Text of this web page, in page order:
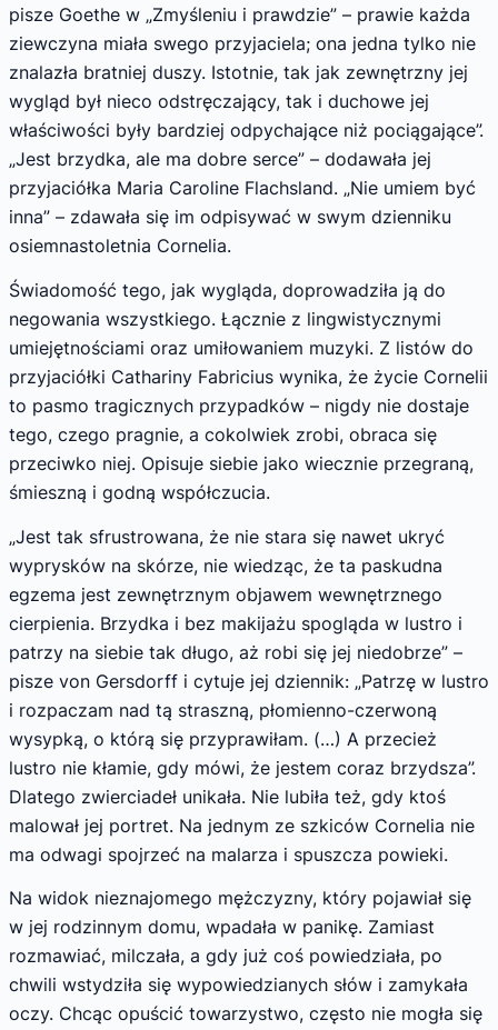
pisze Goethe w „Zmyśleniu i prawdzie” – prawie każda
ziewczyna miała swego przyjaciela; ona jedna tylko nie
znalazła bratniej duszy. Istotnie, tak jak zewnętrzny jej
wygląd był nieco odstręczający, tak i duchowe jej
właściwości były bardziej odpychające niż pociągające”.
„Jest brzydka, ale ma dobre serce” – dodawała jej
przyjaciółka Maria Caroline Flachsland. „Nie umiem być
inna” – zdawała się im odpisywać w swym dzienniku
osiemnastoletnia Cornelia.
Świadomość tego, jak wygląda, doprowadziła ją do
negowania wszystkiego. Łącznie z lingwistycznymi
umiejętnościami oraz umiłowaniem muzyki. Z listów do
przyjaciółki Cathariny Fabricius wynika, że życie Cornelii
to pasmo tragicznych przypadków – nigdy nie dostaje
tego, czego pragnie, a cokolwiek zrobi, obraca się
przeciwko niej. Opisuje siebie jako wiecznie przegraną,
śmieszną i godną współczucia.
„Jest tak sfrustrowana, że nie stara się nawet ukryć
wyprysków na skórze, nie wiedząc, że ta paskudna
egzema jest zewnętrznym objawem wewnętrznego
cierpienia. Brzydka i bez makijażu spogląda w lustro i
patrzy na siebie tak długo, aż robi się jej niedobrze” –
pisze von Gersdorff i cytuje jej dziennik: „Patrzę w lustro
i rozpaczam nad tą straszną, płomienno-czerwoną
wysypką, o którą się przyprawiłam. (…) A przecież
lustro nie kłamie, gdy mówi, że jestem coraz brzydsza”.
Dlatego zwierciadeł unikała. Nie lubiła też, gdy ktoś
malował jej portret. Na jednym ze szkiców Cornelia nie
ma odwagi spojrzeć na malarza i spuszcza powieki.
Na widok nieznajomego mężczyzny, który pojawiał się
w jej rodzinnym domu, wpadała w panikę. Zamiast
rozmawiać, milczała, a gdy już coś powiedziała, po
chwili wstydziła się wypowiedzianych słów i zamykała
oczy. Chcąc opuścić towarzystwo, często nie mogła się